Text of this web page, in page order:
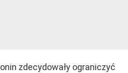
zdecydowały ograniczyć